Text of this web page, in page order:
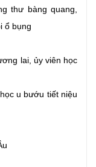
thư bàng quang,
ổ bụng
lai, ủy viên học
u bướu tiết niệu